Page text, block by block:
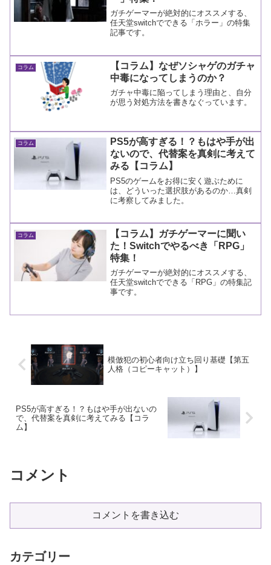
ガチゲーマーが絶対的にオススメする、
任天堂switchでできる「ホラー」の特集
記事です。
コラム
【コラム】なぜソシャゲのガチャ
中毒になってしまうのか？
ガチャ中毒に陥ってしまう理由と、自分
が思う対処方法を書きなぐっています。
コラム
PS5が高すぎる！？もはや手が出
ないので、代替案を真剣に考えて
みる【コラム】
PS5のゲームをお得に安く遊ぶために
は、どういった選択肢があるのか…真剣
に考察してみました。
コラム
【コラム】ガチゲーマーに聞い
た！Switchでやるべき「RPG」
特集！
ガチゲーマーが絶対的にオススメする、
任天堂switchでできる「RPG」の特集記
事です。
模倣犯の初心者向け立ち回り基礎【第五
人格（コピーキャット）】
PS5が高すぎる！？もはや手が出ないの
で、代替案を真剣に考えてみる【コラ
ム】
コメント
コメントを書き込む
カテゴリー